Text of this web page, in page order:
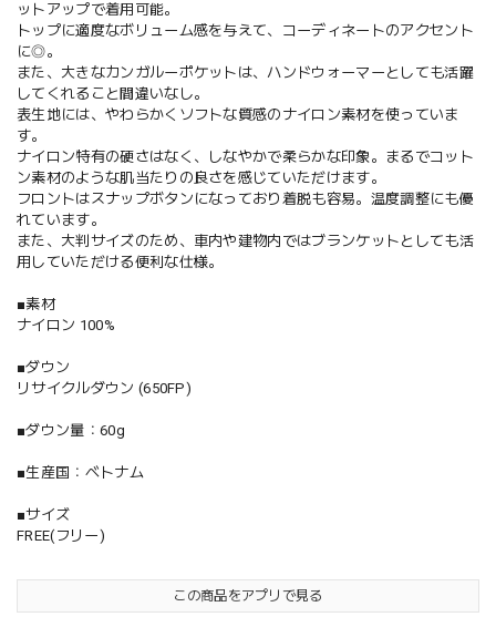
ットアップで着用可能。
トップに適度なボリューム感を与えて、コーディネートのアクセント
に◎。
また、大きなカンガルーポケットは、ハンドウォーマーとしても活躍
してくれること間違いなし。
表生地には、やわらかくソフトな質感のナイロン素材を使っていま
す。
ナイロン特有の硬さはなく、しなやかで柔らかな印象。まるでコット
ン素材のような肌当たりの良さを感じていただけます。
フロントはスナップボタンになっており着脱も容易。温度調整にも優
れています。
また、大判サイズのため、車内や建物内ではブランケットとしても活
用していただける便利な仕様。
■素材
ナイロン 100%
■ダウン
リサイクルダウン (650FP)
■ダウン量：60g
■生産国：ベトナム
■サイズ
FREE(フリー)
この商品をアプリで見る